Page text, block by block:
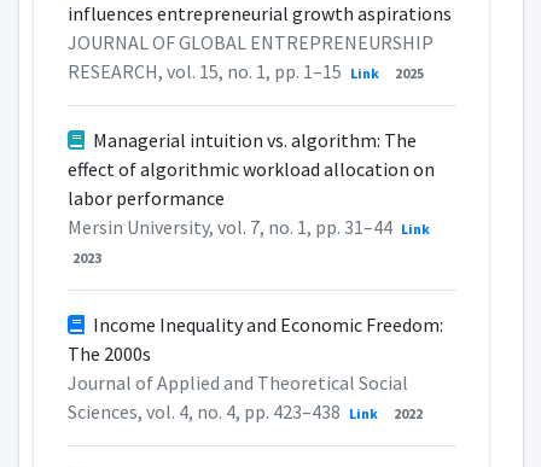
influences entrepreneurial growth aspirations
JOURNAL OF GLOBAL ENTREPRENEURSHIP
RESEARCH, vol. 15, no. 1, pp. 1–15 Link 2025
Managerial intuition vs. algorithm: The
effect of algorithmic workload allocation on
labor performance
Mersin University, vol. 7, no. 1, pp. 31–44 Link
2023
Income Inequality and Economic Freedom:
The 2000s
Journal of Applied and Theoretical Social
Sciences, vol. 4, no. 4, pp. 423–438 Link 2022